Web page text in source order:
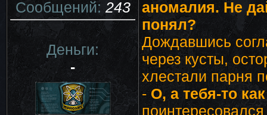
Сообщений:243
Деньги:
-
аномалия. Не
понял?
Дождавшись
через кусты,
хлестали парня
-О, а тебя-то